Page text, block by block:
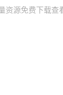
资源免费下载查